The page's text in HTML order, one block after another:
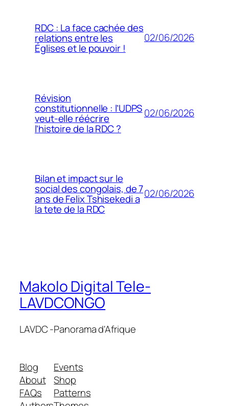
RDC : La face cachée des
relations entre les
Églises et le pouvoir !
02/06/2026
Révision
constitutionnelle : l’UDPS
veut-elle réécrire
l’histoire de la RDC ?
02/06/2026
Bilan et impact sur le
social des congolais, de 7
ans de Felix Tshisekedi a
la tete de la RDC
02/06/2026
Makolo Digital Tele-
LAVDCONGO
LAVDC -Panorama d'Afrique
Blog
About
FAQs
Events
Shop
Patterns